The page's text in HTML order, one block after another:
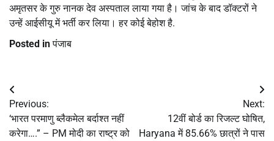
अमृतसर के गुरु नानक देव अस्पताल लाया गया है। जांच के बाद डॉक्टरों ने
उन्हें आईसीयू में भर्ती कर लिया। हर कोई बेहोश है.
Posted inपंजाब
Post
navigation
Previous:
‘भारत परमाणु ब्लैकमेल बर्दाश्त नहीं
करेगा….” – PM मोदी का राष्ट्र को
Next:
12वीं बोर्ड का रिजल्ट घोषित,
Haryana में 85.66% छात्रों ने पास